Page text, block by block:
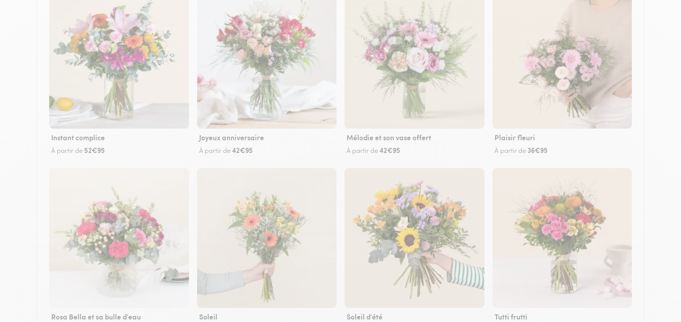
Instant complice
À partir de 52€95
Joyeux anniversaire
À partir de42€95
Mélodie et son vase offert
À partir de42€95
Plaisir fleuri
À partir de 36€95
Rosa Bella et sa bulle d'eau Soleil Soleil d'été Tutti frutti